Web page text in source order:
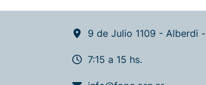
9 de Julio 1109 - Alberdi -
7:15 a 15 hs.